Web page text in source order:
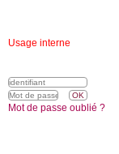
Usage interne
Mot de passe oublié ?